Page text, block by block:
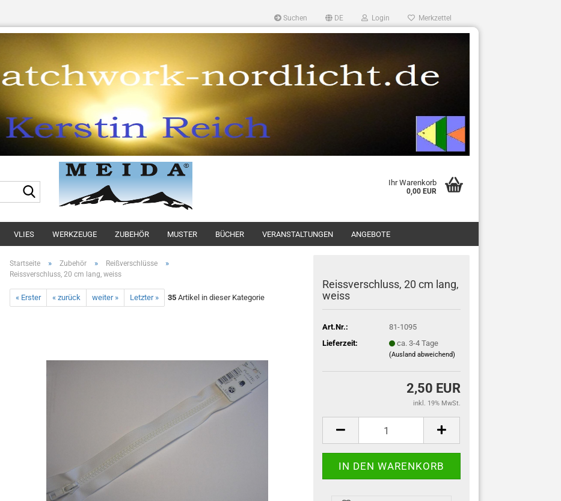
Suchen DE Login Merkzettel
Ihr Warenkorb
0,00 EUR
VLIES WERKZEUGE ZUBEHÖR MUSTER BÜCHER VERANSTALTUNGEN ANGEBOTE
Startseite » Zubehör » Reißverschlüsse »
Reissverschluss, 20 cm lang, weiss
« Erster « zurück weiter » Letzter » 35 Artikel in dieser Kategorie
Reissverschluss, 20 cm lang,
weiss
Art.Nr.:
81-1095
Lieferzeit:
ca. 3-4 Tage
(Ausland abweichend)
2,50 EUR
inkl. 19% MwSt.